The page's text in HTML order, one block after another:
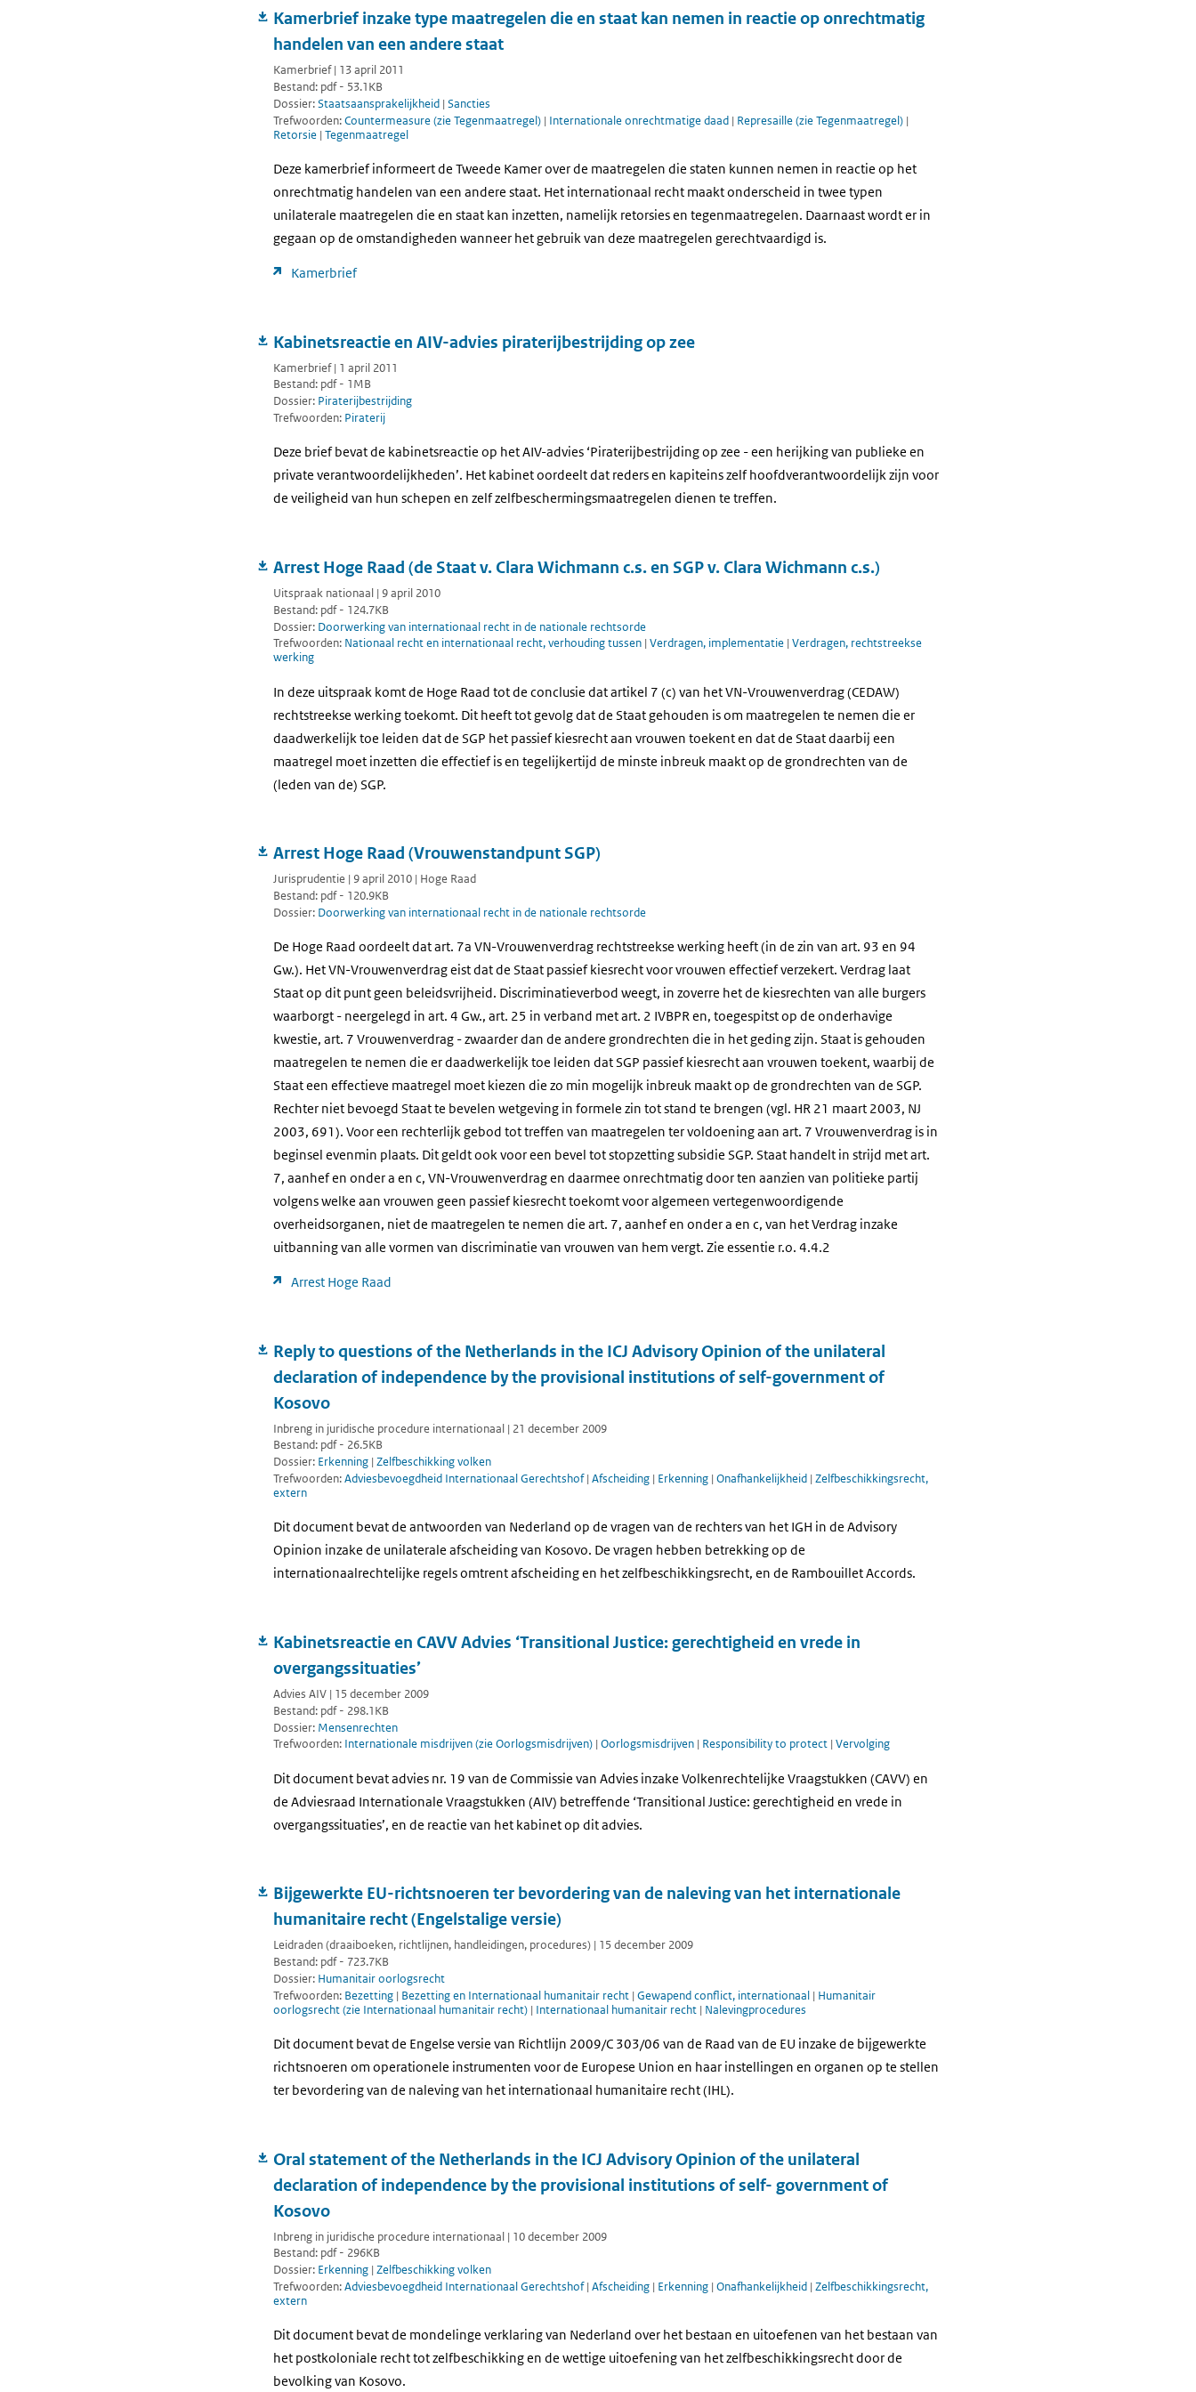
Kamerbrief inzake type maatregelen die en staat kan nemen in reactie op onrechtmatig
handelen van een andere staat
Kamerbrief | 13 april 2011
Bestand: pdf - 53.1KB
Dossier:Staatsaansprakelijkheid | Sancties
Trefwoorden:Countermeasure (zie Tegenmaatregel) | Internationale onrechtmatige daad | Represaille (zie Tegenmaatregel) |
Retorsie | Tegenmaatregel
Deze kamerbrief informeert de Tweede Kamer over de maatregelen die staten kunnen nemen in reactie op het
onrechtmatig handelen van een andere staat. Het internationaal recht maakt onderscheid in twee typen
unilaterale maatregelen die en staat kan inzetten, namelijk retorsies en tegenmaatregelen. Daarnaast wordt er in
gegaan op de omstandigheden wanneer het gebruik van deze maatregelen gerechtvaardigd is.
Kamerbrief
Kabinetsreactie en AIV-advies piraterijbestrijding op zee
Kamerbrief | 1 april 2011
Bestand: pdf - 1MB
Dossier: Piraterijbestrijding
Trefwoorden: Piraterij
Deze brief bevat de kabinetsreactie op het AIV-advies ‘Piraterijbestrijding op zee - een herijking van publieke en
private verantwoordelijkheden’. Het kabinet oordeelt dat reders en kapiteins zelf hoofdverantwoordelijk zijn voor
de veiligheid van hun schepen en zelf zelfbeschermingsmaatregelen dienen te treffen.
Arrest Hoge Raad (de Staat v. Clara Wichmann c.s. en SGP v. Clara Wichmann c.s.)
Uitspraak nationaal | 9 april 2010
Bestand: pdf - 124.7KB
Dossier: Doorwerking van internationaal recht in de nationale rechtsorde
Trefwoorden: Nationaal recht en internationaal recht, verhouding tussen | Verdragen, implementatie | Verdragen, rechtstreekse
werking
In deze uitspraak komt de Hoge Raad tot de conclusie dat artikel 7 (c) van het VN-Vrouwenverdrag (CEDAW)
rechtstreekse werking toekomt. Dit heeft tot gevolg dat de Staat gehouden is om maatregelen te nemen die er
daadwerkelijk toe leiden dat de SGP het passief kiesrecht aan vrouwen toekent en dat de Staat daarbij een
maatregel moet inzetten die effectief is en tegelijkertijd de minste inbreuk maakt op de grondrechten van de
(leden van de) SGP.
Arrest Hoge Raad (Vrouwenstandpunt SGP)
Jurisprudentie | 9 april 2010 | Hoge Raad
Bestand: pdf - 120.9KB
Dossier: Doorwerking van internationaal recht in de nationale rechtsorde
De Hoge Raad oordeelt dat art. 7a VN-Vrouwenverdrag rechtstreekse werking heeft (in de zin van art. 93 en 94
Gw.). Het VN-Vrouwenverdrag eist dat de Staat passief kiesrecht voor vrouwen effectief verzekert. Verdrag laat
Staat op dit punt geen beleidsvrijheid. Discriminatieverbod weegt, in zoverre het de kiesrechten van alle burgers
waarborgt - neergelegd in art. 4 Gw., art. 25 in verband met art. 2 IVBPR en, toegespitst op de onderhavige
kwestie, art. 7 Vrouwenverdrag - zwaarder dan de andere grondrechten die in het geding zijn. Staat is gehouden
maatregelen te nemen die er daadwerkelijk toe leiden dat SGP passief kiesrecht aan vrouwen toekent, waarbij de
Staat een effectieve maatregel moet kiezen die zo min mogelijk inbreuk maakt op de grondrechten van de SGP.
Rechter niet bevoegd Staat te bevelen wetgeving in formele zin tot stand te brengen (vgl. HR 21 maart 2003, NJ
2003, 691). Voor een rechterlijk gebod tot treffen van maatregelen ter voldoening aan art. 7 Vrouwenverdrag is in
beginsel evenmin plaats. Dit geldt ook voor een bevel tot stopzetting subsidie SGP. Staat handelt in strijd met art.
7, aanhef en onder a en c, VN-Vrouwenverdrag en daarmee onrechtmatig door ten aanzien van politieke partij
volgens welke aan vrouwen geen passief kiesrecht toekomt voor algemeen vertegenwoordigende
overheidsorganen, niet de maatregelen te nemen die art. 7, aanhef en onder a en c, van het Verdrag inzake
uitbanning van alle vormen van discriminatie van vrouwen van hem vergt. Zie essentie r.o. 4.4.2
Arrest Hoge Raad
Reply to questions of the Netherlands in the ICJ Advisory Opinion of the unilateral
declaration of independence by the provisional institutions of self-government of
Kosovo
Inbreng in juridische procedure internationaal | 21 december 2009
Bestand: pdf - 26.5KB
Dossier: Erkenning | Zelfbeschikking volken
Trefwoorden:Adviesbevoegdheid Internationaal Gerechtshof| Afscheiding | Erkenning | Onafhankelijkheid | Zelfbeschikkingsrecht,
extern
Dit document bevat de antwoorden van Nederland op de vragen van de rechters van het IGH in de Advisory
Opinion inzake de unilaterale afscheiding van Kosovo. De vragen hebben betrekking op de
internationaalrechtelijke regels omtrent afscheiding en het zelfbeschikkingsrecht, en de Rambouillet Accords.
Kabinetsreactie en CAVV Advies ‘Transitional Justice: gerechtigheid en vrede in
overgangssituaties’
Advies AIV | 15 december 2009
Bestand: pdf - 298.1KB
Dossier: Mensenrechten
Trefwoorden: Internationale misdrijven (zie Oorlogsmisdrijven) | Oorlogsmisdrijven | Responsibility to protect | Vervolging
Dit document bevat advies nr. 19 van de Commissie van Advies inzake Volkenrechtelijke Vraagstukken (CAVV) en
de Adviesraad Internationale Vraagstukken (AIV) betreffende ‘Transitional Justice: gerechtigheid en vrede in
overgangssituaties’, en de reactie van het kabinet op dit advies.
Bijgewerkte EU-richtsnoeren ter bevordering van de naleving van het internationale
humanitaire recht (Engelstalige versie)
Leidraden (draaiboeken, richtlijnen, handleidingen, procedures) | 15 december 2009
Bestand: pdf - 723.7KB
Dossier: Humanitair oorlogsrecht
Trefwoorden: Bezetting | Bezetting en Internationaal humanitair recht | Gewapend conflict, internationaal | Humanitair
oorlogsrecht (zie Internationaal humanitair recht) | Internationaal humanitair recht | Nalevingprocedures
Dit document bevat de Engelse versie van Richtlijn 2009/C 303/06 van de Raad van de EU inzake de bijgewerkte
richtsnoeren om operationele instrumenten voor de Europese Union en haar instellingen en organen op te stellen
ter bevordering van de naleving van het internationaal humanitaire recht (IHL).
Oral statement of the Netherlands in the ICJ Advisory Opinion of the unilateral
declaration of independence by the provisional institutions of self- government of
Kosovo
Inbreng in juridische procedure internationaal | 10 december 2009
Bestand: pdf - 296KB
Dossier: Erkenning | Zelfbeschikking volken
Trefwoorden:Adviesbevoegdheid Internationaal Gerechtshof| Afscheiding | Erkenning | Onafhankelijkheid | Zelfbeschikkingsrecht,
extern
Dit document bevat de mondelinge verklaring van Nederland over het bestaan en uitoefenen van het bestaan van
het postkoloniale recht tot zelfbeschikking en de wettige uitoefening van het zelfbeschikkingsrecht door de
bevolking van Kosovo.